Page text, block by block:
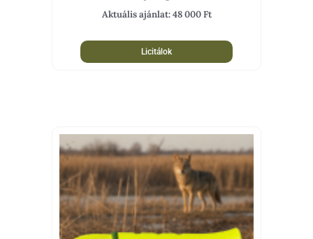
Aktuális ajánlat:48 000Ft
Licitálok